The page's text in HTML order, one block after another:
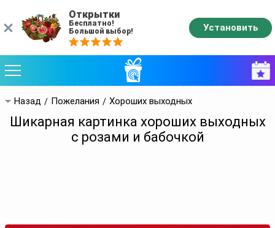
Назад Пожелания Хороших выходных
Шикарная картинка хороших выходных
с розами и бабочкой
Открытки
Бесплатно!
Большой выбор!
Установить